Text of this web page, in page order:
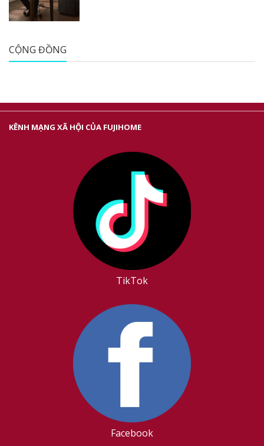
CỘNG ĐỒNG
KÊNH MẠNG XÃ HỘI CỦA FUJIHOME
TikTok
Facebook